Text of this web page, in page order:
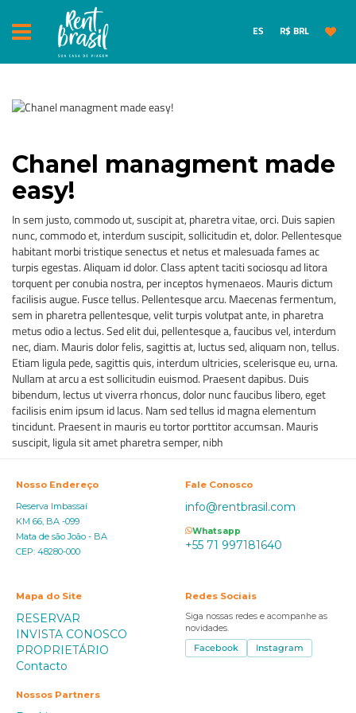
ES R$ BRL
Chanel managment made
easy!
In sem justo, commodo ut, suscipit at, pharetra vitae, orci. Duis sapien
nunc, commodo et, interdum suscipit, sollicitudin et, dolor. Pellentesque
habitant morbi tristique senectus et netus et malesuada fames ac
turpis egestas. Aliquam id dolor. Class aptent taciti sociosqu ad litora
torquent per conubia nostra, per inceptos hymenaeos. Mauris dictum
facilisis augue. Fusce tellus. Pellentesque arcu. Maecenas fermentum,
sem in pharetra pellentesque, velit turpis volutpat ante, in pharetra
metus odio a lectus. Sed elit dui, pellentesque a, faucibus vel, interdum
nec, diam. Mauris dolor felis, sagittis at, luctus sed, aliquam non, tellus.
Etiam ligula pede, sagittis quis, interdum ultricies, scelerisque eu, urna.
Nullam at arcu a est sollicitudin euismod. Praesent dapibus. Duis
bibendum, lectus ut viverra rhoncus, dolor nunc faucibus libero, eget
facilisis enim ipsum id lacus. Nam sed tellus id magna elementum
tincidunt. Praesent in mauris eu tortor porttitor accumsan. Mauris
suscipit, ligula sit amet pharetra semper, nibh
Nosso Endereço
Reserva Imbassaí
KM 66, BA -099
Mata de são João - BA
CEP: 48280-000
Fale Conosco
info@rentbrasil.com
Whatsapp
+55 71 997181640
Mapa do Site
RESERVAR
INVISTA CONOSCO
PROPRIETÁRIO
Contacto
Redes Sociais
Siga nossas redes e acompanhe as
novidades.
Facebook
Instagram
Nossos Partners